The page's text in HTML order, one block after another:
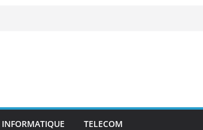
INFORMATIQUE TELECOM